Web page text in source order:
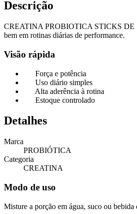
Descrição
CREATINA PROBIOTICA STICKS DE
bem em rotinas diárias de performance.
Visão rápida
Força e potência
Uso diário simples
Alta aderência à rotina
Estoque controlado
Detalhes
Marca
PROBIÓTICA
Categoria
CREATINA
Modo de uso
Misture a porção em água, suco ou